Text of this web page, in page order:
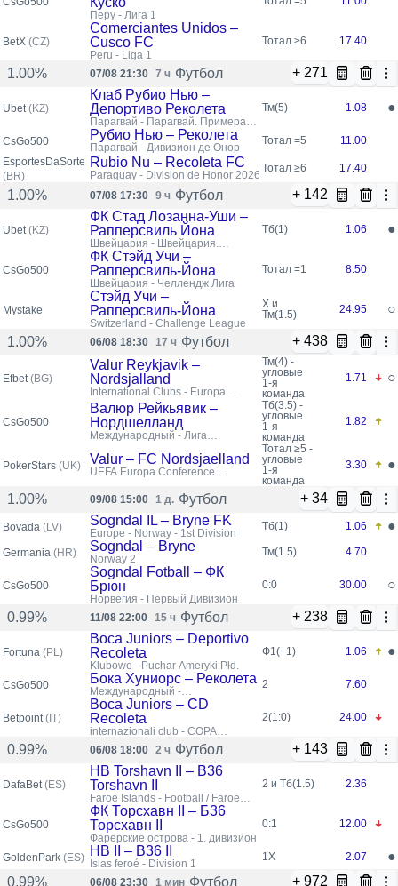
Перу - Лига 1
BetX (CZ)
Comerciantes Unidos –
Cusco FC
Peru - Liga 1
Тотал ≥6 17.40
1.00% 07/08 21:30 7 ч Футбол + 271
Ubet(KZ)
Клаб Рубио Нью –
Депортиво Реколета
Парагвай - Парагвай. Примера
дивизион
Тм(5) 1.08 ●
CsGo500 Рубио Нью – Реколета
Парагвай - Дивизион де Онор
Тотал =5
11.00
EsportesDaSorte
(BR)
Rubio Nu – Recoleta FC
Paraguay - Division de Honor 2026
Тотал ≥6 17.40
1.00% 07/08 17:30 9 ч Футбол + 142
Ubet(KZ)
ФК Стад Лозанна-Уши –
Рапперсвиль Йона
Швейцария - Швейцария.
Челлендж лига
Тб(1) 1.06 ●
CsGo500
ФК Стэйд Учи –
Рапперсвиль-Йона
Швейцария - Челлендж Лига
Тотал =1 8.50
Mystake
Стэйд Учи –
Рапперсвиль-Йона
Switzerland - Challenge League
X и
Тм(1.5)
24.95 ○
1.00% 06/08 18:30 17 ч Футбол + 438
Efbet(BG)
Valur Reykjavik –
Nordsjalland
International Clubs - Europa
Conference League
Тм(4) -
угловые
1-я
команда
1.71 ○
CsGo500
Валюр Рейкьявик –
Нордшелланд
Международный - Лига
Квалификация
Тб(3.5) -
угловые
1-я
команда
1.82
PokerStars (UK) Valur – FC Nordsjaelland
UEFA Europa Conference
Тотал ≥5 -
угловые
1-я
команда
3.30 ●
1.00% 09/08 15:00 1 д. Футбол + 34
Bovada (LV) Sogndal IL – Bryne FK
Europe - Norway - 1st Division
Тб(1) 1.06 ●
Germania (HR) Sogndal – Bryne
Norway 2
Тм(1.5) 4.70
CsGo500
Sogndal Fotball – ФК
Брюн
Норвегия - Первый Дивизион
0:0 30.00 ○
0.99% 11/08 22:00 15 ч Футбол + 238
Fortuna (PL)
Boca Juniors – Deportivo
Recoleta
Klubowe - Puchar Ameryki Płd.
Ф1(+1) 1.06 ●
CsGo500 Бока Хуниорс – Реколета
Международный -
Южноамериканский Кубок
2 7.60
Betpoint(IT)
Boca Juniors – CD
Recoleta
internazionali club - COPA
2(1:0) 24.00
0.99% 06/08 18:00 2 ч Футбол + 143
DafaBet(ES)
HB Torshavn II – B36
Torshavn II
Faroe Islands - Football / Faroe
Islands / 1. deild
2 и Тб(1.5) 2.36
CsGo500
ФК Торсхавн II – Б36
Торсхавн II
Фарерские острова - 1. дивизион
0:1 12.00
GoldenPark (ES) HB II – B36 II
Islas feroé - Division 1
1X 2.07
●
0.99%
06/08 23:30 1 мин Футбол + 972